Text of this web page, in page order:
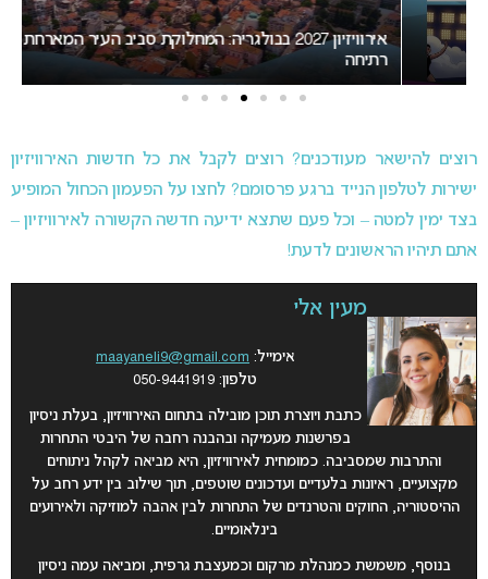
אירוויזיון 2027 בבולגריה: המחלוקת סביב העיר המארחת בנקודת
רתיחה
רוצים להישאר מעודכנים? רוצים לקבל את כל חדשות האירוויזיון
ישירות לטלפון הנייד ברגע פרסומם? לחצו על הפעמון הכחול המופיע
בצד ימין למטה – וכל פעם שתצא ידיעה חדשה הקשורה לאירוויזיון –
אתם תיהיו הראשונים לדעת!
מעין אלי
אימייל: maayaneli9@gmail.com
טלפון: 050-9441919
כתבת ויוצרת תוכן מובילה בתחום האירוויזיון, בעלת ניסיון
בפרשנות מעמיקה ובהבנה רחבה של היבטי התחרות
והתרבות שמסביבה. כמומחית לאירוויזיון, היא מביאה לקהל ניתוחים
מקצועיים, ראיונות בלעדיים ועדכונים שוטפים, תוך שילוב בין ידע רחב על
ההיסטוריה, החוקים והטרנדים של התחרות לבין אהבה למוזיקה ולאירועים
בינלאומיים.
בנוסף, משמשת כמנהלת מרקום וכמעצבת גרפית, ומביאה עמה ניסיון